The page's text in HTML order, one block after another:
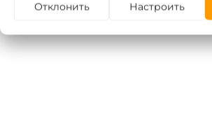
Отклонить Настроить